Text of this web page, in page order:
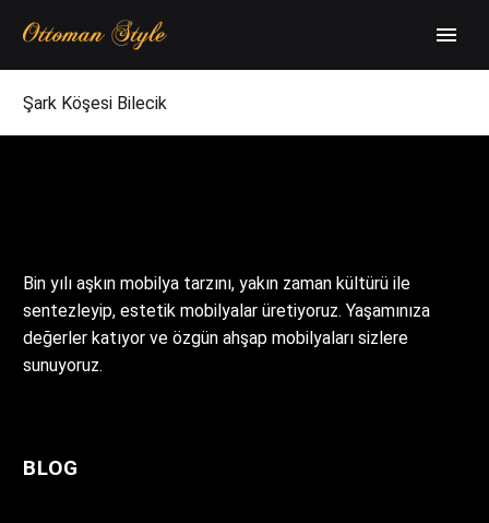
Şark Köşesi Bilecik
Bin yılı aşkın mobilya tarzını, yakın zaman kültürü ile
sentezleyip, estetik mobilyalar üretiyoruz. Yaşamınıza
değerler katıyor ve özgün ahşap mobilyaları sizlere
sunuyoruz.
BLOG